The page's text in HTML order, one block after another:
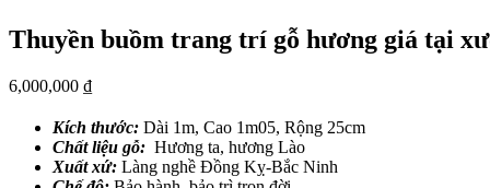
Thuyền buồm trang trí gỗ hương giá tại
6,000,000 ₫
Kích thước: Dài 1m, Cao 1m05, Rộng 25cm
Chất liệu gỗ: Hương ta, hương Lào
Xuất xứ: Làng nghề Đồng Kỵ-Bắc Ninh